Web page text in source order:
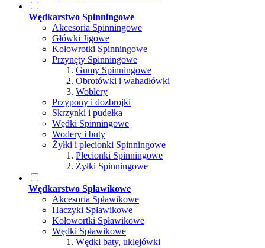
Wędkarstwo Spinningowe
Akcesoria Spinningowe
Główki Jigowe
Kołowrotki Spinningowe
Przynęty Spinningowe
Gumy Spinningowe
Obrotówki i wahadłówki
Woblery
Przypony i dozbrojki
Skrzynki i pudełka
Wędki Spinningowe
Wodery i buty
Żyłki i plecionki Spinningowe
Plecionki Spinningowe
Żyłki Spinningowe
Wędkarstwo Spławikowe
Akcesoria Spławikowe
Haczyki Spławikowe
Kołowortki Spławikowe
Wędki Spławikowe
Wędki baty, uklejówki